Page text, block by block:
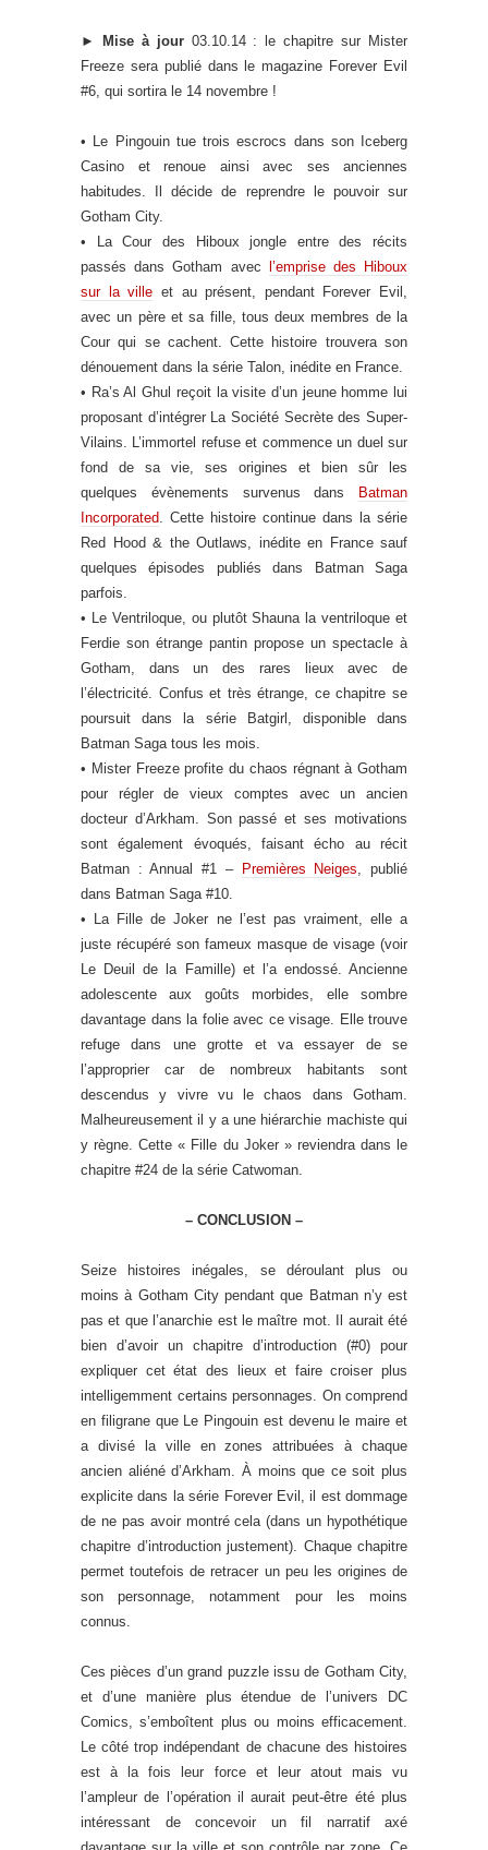
► Mise à jour03.10.14 : le chapitre sur Mister
Freeze sera publié dans le magazine Forever Evil
#6, qui sortira le 14 novembre !
• Le Pingouin tue trois escrocs dans son Iceberg
Casino et renoue ainsi avec ses anciennes
habitudes. Il décide de reprendre le pouvoir sur
Gotham City.
• La Cour des Hiboux jongle entre des récits
passés dans Gotham avec l’emprise des Hiboux
sur la ville et au présent, pendant Forever Evil,
avec un père et sa fille, tous deux membres de la
Cour qui se cachent. Cette histoire trouvera son
dénouement dans la série Talon, inédite en France.
• Ra’s Al Ghul reçoit la visite d’un jeune homme lui
proposant d’intégrer La Société Secrète des Super-
Vilains. L’immortel refuse et commence un duel sur
fond de sa vie, ses origines et bien sûr les
quelques évènements survenus dans Batman
Incorporated . Cette histoire continue dans la série
Red Hood & the Outlaws, inédite en France sauf
quelques épisodes publiés dans Batman Saga
parfois.
• Le Ventriloque, ou plutôt Shauna la ventriloque et
Ferdie son étrange pantin propose un spectacle à
Gotham, dans un des rares lieux avec de
l’électricité. Confus et très étrange, ce chapitre se
poursuit dans la série Batgirl, disponible dans
Batman Saga tous les mois.
• Mister Freeze profite du chaos régnant à Gotham
pour régler de vieux comptes avec un ancien
docteur d’Arkham. Son passé et ses motivations
sont également évoqués, faisant écho au récit
Batman : Annual #1 – Premières Neiges , publié
dans Batman Saga #10.
• La Fille de Joker ne l’est pas vraiment, elle a
juste récupéré son fameux masque de visage (voir
Le Deuil de la Famille) et l’a endossé. Ancienne
adolescente aux goûts morbides, elle sombre
davantage dans la folie avec ce visage. Elle trouve
refuge dans une grotte et va essayer de se
l’approprier car de nombreux habitants sont
descendus y vivre vu le chaos dans Gotham.
Malheureusement il y a une hiérarchie machiste qui
y règne. Cette « Fille du Joker » reviendra dans le
chapitre #24 de la série Catwoman.
– CONCLUSION –
Seize histoires inégales, se déroulant plus ou
moins à Gotham City pendant que Batman n’y est
pas et que l’anarchie est le maître mot. Il aurait été
bien d’avoir un chapitre d’introduction (#0) pour
expliquer cet état des lieux et faire croiser plus
intelligemment certains personnages. On comprend
en filigrane que Le Pingouin est devenu le maire et
a divisé la ville en zones attribuées à chaque
ancien aliéné d’Arkham. À moins que ce soit plus
explicite dans la série Forever Evil, il est dommage
de ne pas avoir montré cela (dans un hypothétique
chapitre d’introduction justement). Chaque chapitre
permet toutefois de retracer un peu les origines de
son personnage, notamment pour les moins
connus.
Ces pièces d’un grand puzzle issu de Gotham City,
et d’une manière plus étendue de l’univers DC
Comics, s’emboîtent plus ou moins efficacement.
Le côté trop indépendant de chacune des histoires
est à la fois leur force et leur atout mais vu
l’ampleur de l’opération il aurait peut-être été plus
intéressant de concevoir un fil narratif axé